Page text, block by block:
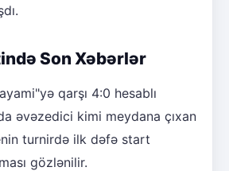
Son Xəbərlər
qarşı 4:0 hesablı
əvəzedici kimi meydana çıxan
turnirdə ilk dəfə start
gözlənilir.